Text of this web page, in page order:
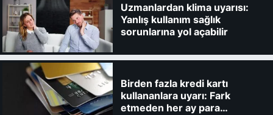
Uzmanlardan klima uyarısı:
Yanlış kullanım sağlık
sorunlarına yol açabilir
Birden fazla kredi kartı
kullananlara uyarı: Fark
etmeden her ay para